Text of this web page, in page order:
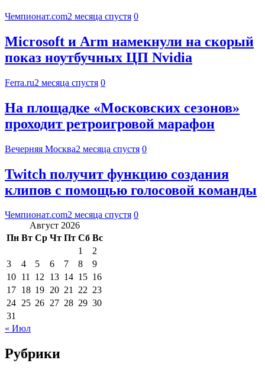
Чемпионат.com2 месяца спустя 0
Microsoft и Arm намекнули на скорый
показ ноутбучных ЦП Nvidia
Ferra.ru2 месяца спустя 0
На площадке «Московских сезонов»
проходит ретроигровой марафон
Вечерняя Москва2 месяца спустя 0
Twitch получит функцию создания
клипов с помощью голосовой команды
Чемпионат.com2 месяца спустя 0
Август 2026
Пн Вт Ср Чт Пт Сб Вс
1
2
3
4 5 6 7 8
9
10 11 12 13 14 15 16
17 18 19 20 21 22 23
24 25 26 27 28 29 30
31
« Июл
Рубрики